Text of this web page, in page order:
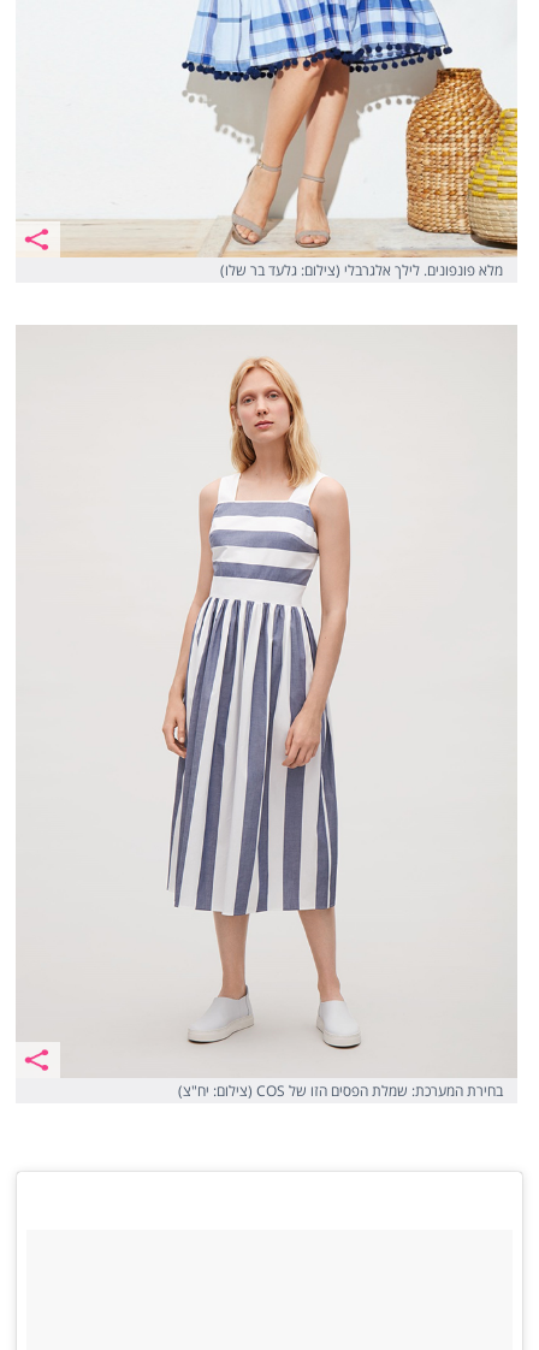
מלא פונפונים. לילך אלגרבלי (צילום: גלעד בר שלו)
בחירת המערכת: שמלת הפסים הזו של COS (צילום: יח"צ)